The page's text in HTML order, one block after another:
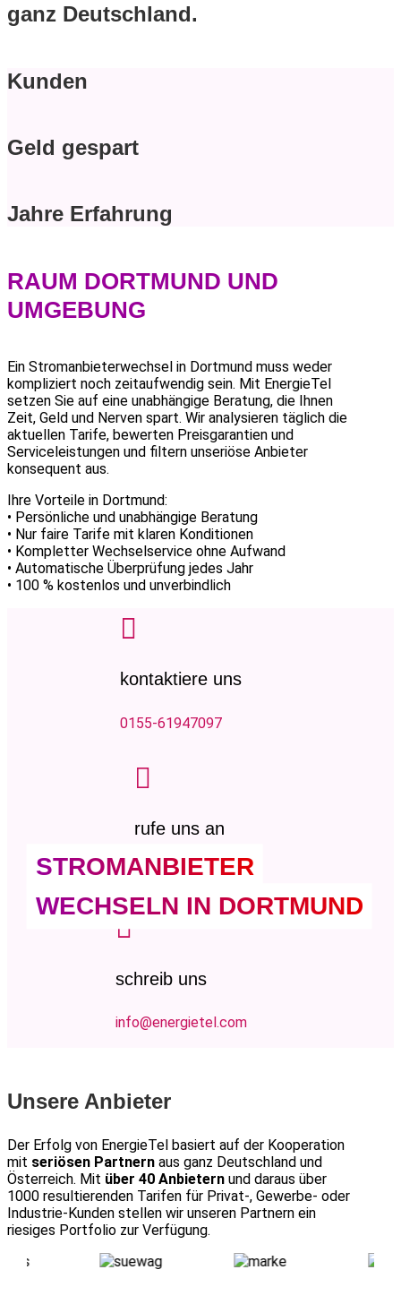
STROMANBIETER
WECHSELN IN DORTMUND
ganz Deutschland.
Kunden
Geld gespart
Jahre Erfahrung
RAUM DORTMUND UND
UMGEBUNG
Ein Stromanbieterwechsel in Dortmund muss weder
kompliziert noch zeitaufwendig sein. Mit EnergieTel
setzen Sie auf eine unabhängige Beratung, die Ihnen
Zeit, Geld und Nerven spart. Wir analysieren täglich die
aktuellen Tarife, bewerten Preisgarantien und
Serviceleistungen und filtern unseriöse Anbieter
konsequent aus.
Ihre Vorteile in Dortmund:
• Persönliche und unabhängige Beratung
• Nur faire Tarife mit klaren Konditionen
• Kompletter Wechselservice ohne Aufwand
• Automatische Überprüfung jedes Jahr
• 100 % kostenlos und unverbindlich

kontaktiere uns
0155-61947097

rufe uns an
04472-284310

schreib uns
info@energietel.com
Unsere Anbieter
Der Erfolg von EnergieTel basiert auf der Kooperation
mit seriösen Partnern aus ganz Deutschland und
Österreich. Mit über 40 Anbietern und daraus über
1000 resultierenden Tarifen für Privat-, Gewerbe- oder
Industrie-Kunden stellen wir unseren Partnern ein
riesiges Portfolio zur Verfügung.